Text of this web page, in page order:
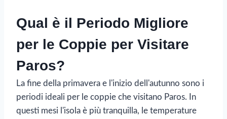
Qual è il Periodo Migliore
per le Coppie per Visitare
Paros?
La fine della primavera e l'inizio dell'autunno sono i
periodi ideali per le coppie che visitano Paros. In
questi mesi l'isola è più tranquilla, le temperature